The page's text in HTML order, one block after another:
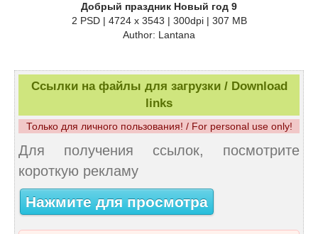
Добрый праздник Новый год 9
2 PSD | 4724 x 3543 | 300dpi | 307 MB
Author: Lantana
Ссылки на файлы для загрузки / Download
links
Только для личного пользования! / For personal use only!
Для получения ссылок, посмотрите
короткую рекламу
Нажмите для просмотра